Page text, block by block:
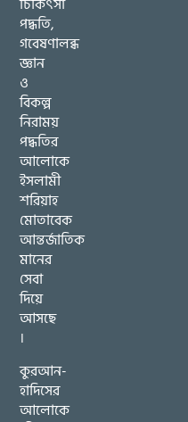
পদ্ধতি,
গবেষণালব্ধ
জ্ঞান
ও
বিকল্প
নিরাময়
পদ্ধতির
আলোকে
ইসলামী
শরিয়াহ
মোতাবেক
আন্তর্জাতিক
মানের
সেবা
দিয়ে
আসছে
।
কুরআন-
হাদিসের
আলোকে